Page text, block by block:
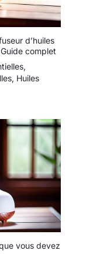
d’huiles
complet
,
, Huiles
vous devez